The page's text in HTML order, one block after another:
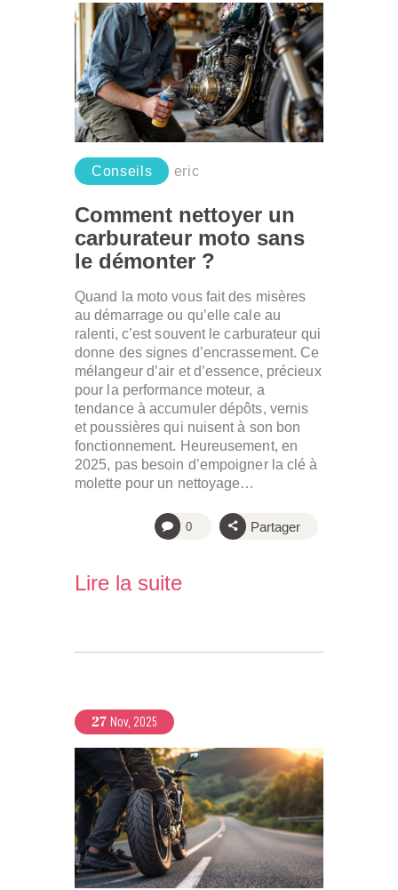
Conseils eric
Comment nettoyer un
carburateur moto sans
le démonter ?
Quand la moto vous fait des misères
au démarrage ou qu’elle cale au
ralenti, c’est souvent le carburateur qui
donne des signes d’encrassement. Ce
mélangeur d’air et d’essence, précieux
pour la performance moteur, a
tendance à accumuler dépôts, vernis
et poussières qui nuisent à son bon
fonctionnement. Heureusement, en
2025, pas besoin d’empoigner la clé à
molette pour un nettoyage…
0 Partager
Lire la suite
27 Nov, 2025